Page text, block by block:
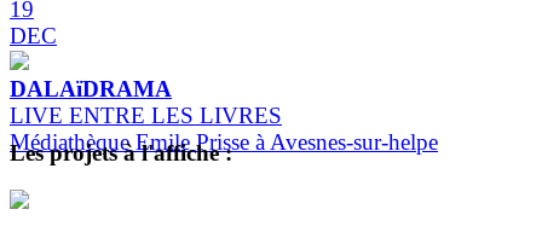
19
DEC
DALAïDRAMA
LIVE ENTRE LES LIVRES
Médiathèque Emile Prisse à Avesnes-sur-helpe
Les projets à l'affiche :